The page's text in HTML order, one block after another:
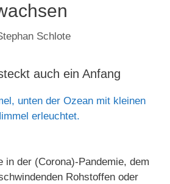
Schlote
auch ein Anfang
in der (Corona)-Pandemie, dem
Rohstoffen oder